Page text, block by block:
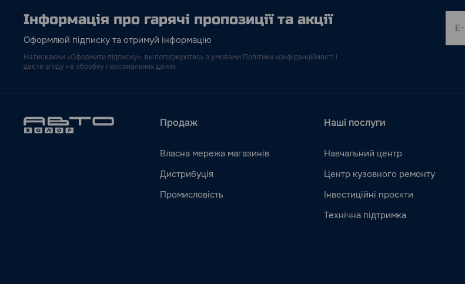
Інформація про гарячі пропозиції та акції
Оформлюй підписку та отримуй інформацію
Натискаючи «Оформити підписку», ви погоджуютесь з умовами Політики конфіденційності і
даєте згоду на обробку персональних даних
Продаж
Власна мережа магазинів
Дистрибуція
Промисловість
Наші послуги
Навчальний центр
Центр кузовного ремонту
Інвестиційні проєкти
Технічна підтримка